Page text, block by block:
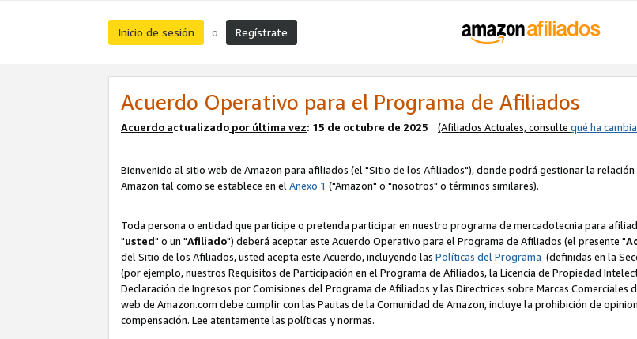
Inicio de sesión o Regístrate
Acuerdo Operativo para el Programa de Afiliados
Acuerdo actualizado por última vez: 15 de octubre de 2025 (Afiliados Actuales, consulte qué ha
Bienvenido al sitio web de Amazon para afiliados (el "Sitio de los Afiliados"), donde podrá gestionar la
Amazon tal como se establece en elAnexo 1 ("Amazon" o "nosotros" o términos similares).
Toda persona o entidad que participe o pretenda participar en nuestro programa de mercadotecnia para
"usted" o un "Afiliado") deberá aceptar este Acuerdo Operativo para el Programa de Afiliados (el presente "
del Sitio de los Afiliados, usted acepta este Acuerdo, incluyendo las Políticas del Programa (definidas en la
(por ejemplo, nuestros Requisitos de Participación en el Programa de Afiliados, la Licencia de Propiedad
Declaración de Ingresos por Comisiones del Programa de Afiliados y las Directrices sobre Marcas
web de Amazon.com debe cumplir con las Pautas de la Comunidad de Amazon, incluye la prohibición de
compensación. Lee atentamente las políticas y normas.